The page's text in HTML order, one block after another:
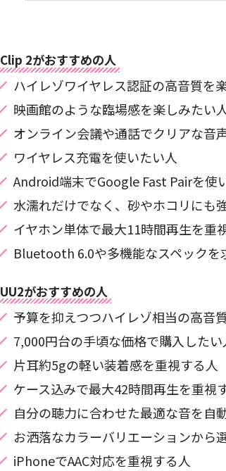
Clip 2がおすすめの人
ハイレゾワイヤレス認証の高音質を
映画館のような臨場感を楽しみたい
オンライン会議や通話でクリアな音
ワイヤレス充電を使いたい人
Android端末でGoogle Fast Pairを使
水濡れだけでなく、砂やホコリにも
イヤホン単体で最大11時間再生を重
Bluetooth 6.0や多機能なスペックを
UU2がおすすめの人
予算を抑えつつハイレゾ相当の高音
7,000円台の手頃な価格で購入したい
片耳約5gの軽い装着感を重視する人
ケース込みで最大42時間再生を重視
自分の聴力に合わせた最適な音を自
お洒落なカラーバリエーションから
iPhoneでAAC対応を重視する人